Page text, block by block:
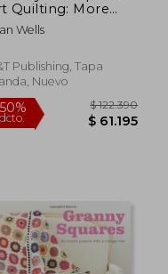
50%
Quilting: More
Color &
(en Inglés)
Wells
Publishing, Tapa
Nuevo